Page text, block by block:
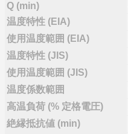
Q (min)
温度特性 (EIA)
使用温度範囲 (EIA)
温度特性 (JIS)
使用温度範囲 (JIS)
温度係数範囲
高温負荷 (% 定格電圧)
絶縁抵抗値 (min)